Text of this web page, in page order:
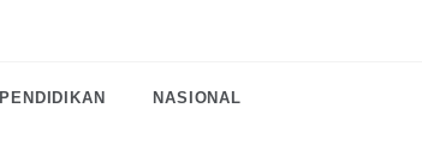
PENDIDIKAN NASIONAL